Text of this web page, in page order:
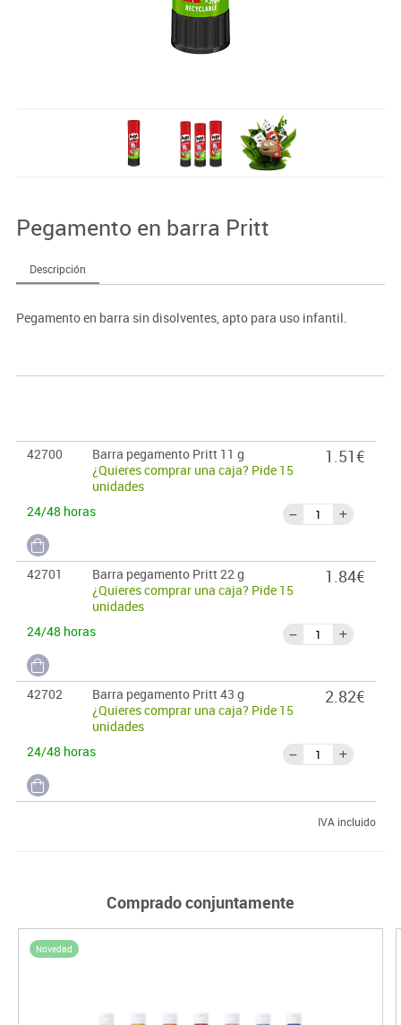
Pegamento en barra Pritt
Descripción
Pegamento en barra sin disolventes, apto para uso infantil.
42700
Barra pegamento Pritt 11 g
¿Quieres comprar una caja? Pide 15
unidades
24/48 horas
1.51€
42701
Barra pegamento Pritt 22 g
¿Quieres comprar una caja? Pide 15
unidades
24/48 horas
1.84€
42702
Barra pegamento Pritt 43 g
¿Quieres comprar una caja? Pide 15
unidades
24/48 horas
2.82€
IVA incluido
Comprado conjuntamente
Novedad